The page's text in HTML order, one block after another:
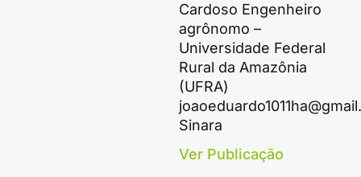
Cardoso Engenheiro
agrônomo –
Universidade Federal
Rural da Amazônia
(UFRA)
Sinara
Ver Publicação